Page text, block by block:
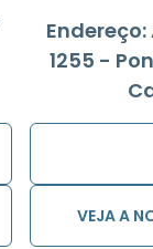
1255 -
VEJA A